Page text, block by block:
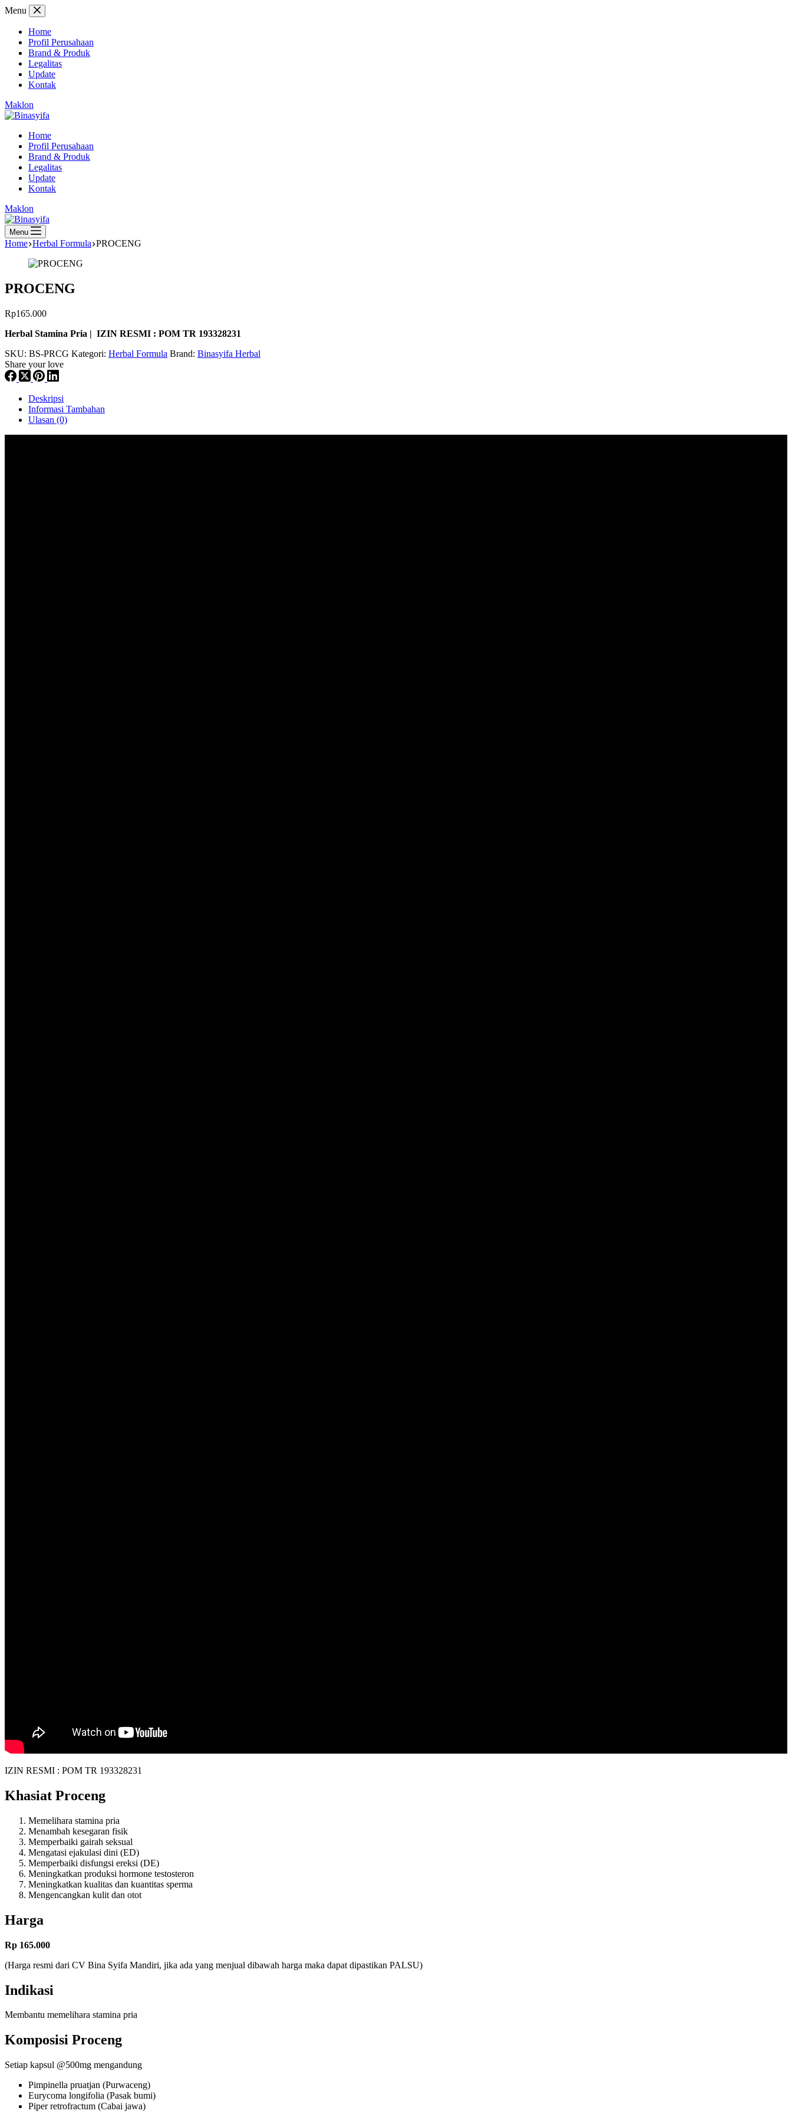
Skip
content
Menu
Home
Profil Perusahaan
Brand & Produk
Legalitas
Update
Kontak
Maklon
Home
Profil Perusahaan
Brand & Produk
Legalitas
Update
Kontak
Maklon
Menu
Home Herbal Formula PROCENG
PROCENG
Rp165.000
Herbal Stamina Pria | IZIN RESMI : POM TR 193328231
SKU: BS-PRCG Kategori: Herbal Formula Brand: Binasyifa Herbal
Share your love
Deskripsi
Informasi Tambahan
Ulasan (0)
IZIN RESMI : POM TR 193328231
Khasiat Proceng
Memelihara stamina pria
Menambah kesegaran fisik
Memperbaiki gairah seksual
Mengatasi ejakulasi dini (ED)
Memperbaiki disfungsi ereksi (DE)
Meningkatkan produksi hormone testosteron
Meningkatkan kualitas dan kuantitas sperma
Mengencangkan kulit dan otot
Harga
Rp 165.000
(Harga resmi dari CV Bina Syifa Mandiri, jika ada yang menjual dibawah harga maka dapat dipastikan PALSU)
Indikasi
Membantu memelihara stamina pria
Komposisi Proceng
Setiap kapsul @500mg mengandung
Pimpinella pruatjan (Purwaceng)
Eurycoma longifolia (Pasak bumi)
Piper retrofractum (Cabai jawa)